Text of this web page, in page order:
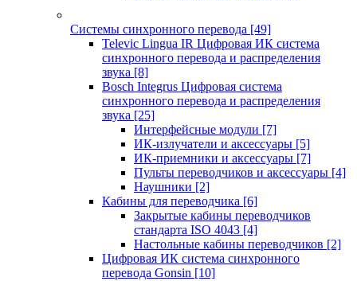
Системы синхронного перевода [49]
Televic Lingua IR Цифровая ИК система
синхронного перевода и распределения
звука [8]
Bosch Integrus Цифровая система
синхронного перевода и распределения
звука [25]
Интерфейсные модули [7]
ИК-излучатели и аксессуары [5]
ИК-приемники и аксессуары [7]
Пульты переводчиков и аксессуары [4]
Наушники [2]
Кабины для переводчика [6]
Закрытые кабины переводчиков
стандарта ISO 4043 [4]
Настольные кабины переводчиков [2]
Цифровая ИК система синхронного
перевода Gonsin [10]